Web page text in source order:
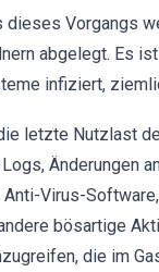
dieses Vorgangs
abgelegt. Es
infiziert,
letzte Nutzlast
Änderungen
Virus-
bösartige
die im